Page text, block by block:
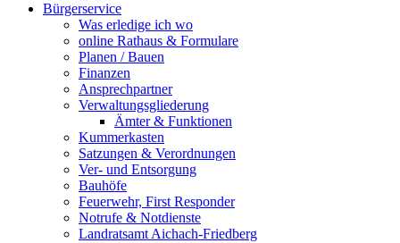
Bürgerservice
Was erledige ich wo
online Rathaus & Formulare
Planen / Bauen
Finanzen
Ansprechpartner
Verwaltungsgliederung
Ämter & Funktionen
Kummerkasten
Satzungen & Verordnungen
Ver- und Entsorgung
Bauhöfe
Feuerwehr, First Responder
Notrufe & Notdienste
Landratsamt Aichach-Friedberg